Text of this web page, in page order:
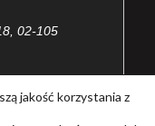
02-105
jakość korzystania z